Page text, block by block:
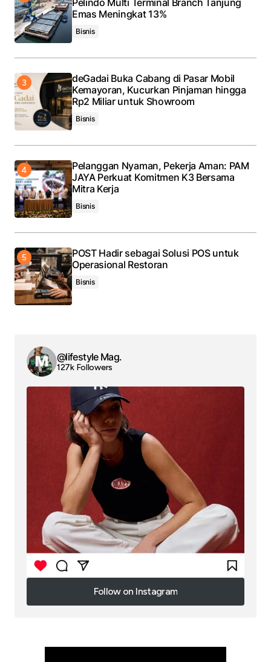
Pelindo Multi Terminal Branch Tanjung
Emas Meningkat 13%
Bisnis
deGadai Buka Cabang di Pasar Mobil
Kemayoran, Kucurkan Pinjaman hingga
Rp2 Miliar untuk Showroom
Bisnis
Pelanggan Nyaman, Pekerja Aman: PAM
JAYA Perkuat Komitmen K3 Bersama
Mitra Kerja
Bisnis
POST Hadir sebagai Solusi POS untuk
Operasional Restoran
Bisnis
@lifestyle Mag.
127k Followers
Follow on Instagram
Follow on Instagram